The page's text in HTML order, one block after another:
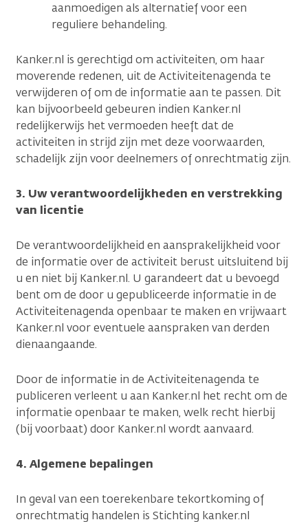
aanmoedigen als alternatief voor een
reguliere behandeling.
Kanker.nl is gerechtigd om activiteiten, om haar
moverende redenen, uit de Activiteitenagenda te
verwijderen of om de informatie aan te passen. Dit
kan bijvoorbeeld gebeuren indien Kanker.nl
redelijkerwijs het vermoeden heeft dat de
activiteiten in strijd zijn met deze voorwaarden,
schadelijk zijn voor deelnemers of onrechtmatig zijn.
3. Uw verantwoordelijkheden en verstrekking
van licentie
De verantwoordelijkheid en aansprakelijkheid voor
de informatie over de activiteit berust uitsluitend bij
u en niet bij Kanker.nl. U garandeert dat u bevoegd
bent om de door u gepubliceerde informatie in de
Activiteitenagenda openbaar te maken en vrijwaart
Kanker.nl voor eventuele aanspraken van derden
dienaangaande.
Door de informatie in de Activiteitenagenda te
publiceren verleent u aan Kanker.nl het recht om de
informatie openbaar te maken, welk recht hierbij
(bij voorbaat) door Kanker.nl wordt aanvaard.
4. Algemene bepalingen
In geval van een toerekenbare tekortkoming of
onrechtmatig handelen is Stichting kanker.nl